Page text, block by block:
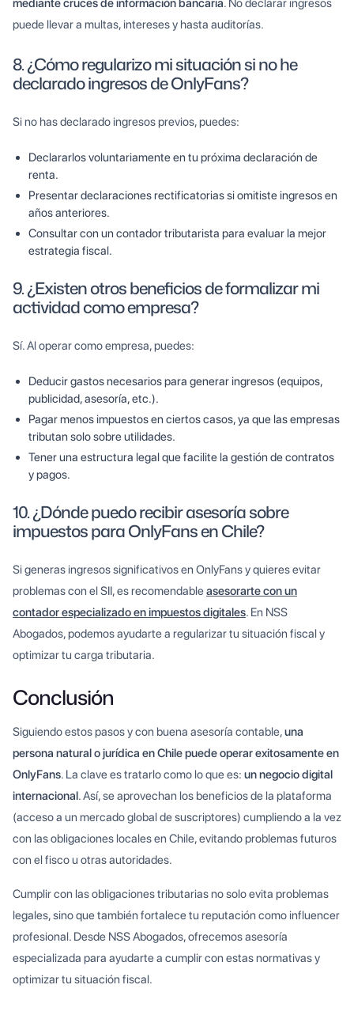
mediante cruces de información bancaria. No declarar ingresos
puede llevar a multas, intereses y hasta auditorías.
8. ¿Cómo regularizo mi situación si no he
declarado ingresos de OnlyFans?
Si no has declarado ingresos previos, puedes:
Declararlos voluntariamente en tu próxima declaración de
renta.
Presentar declaraciones rectificatorias si omitiste ingresos en
años anteriores.
Consultar con un contador tributarista para evaluar la mejor
estrategia fiscal.
9. ¿Existen otros beneficios de formalizar mi
actividad como empresa?
Sí. Al operar como empresa, puedes:
Deducir gastos necesarios para generar ingresos (equipos,
publicidad, asesoría, etc.).
Pagar menos impuestos en ciertos casos, ya que las empresas
tributan solo sobre utilidades.
Tener una estructura legal que facilite la gestión de contratos
y pagos.
10. ¿Dónde puedo recibir asesoría sobre
impuestos para OnlyFans en Chile?
Si generas ingresos significativos en OnlyFans y quieres evitar
problemas con el SII, es recomendableasesorarte con un
contador especializado en impuestos digitales. En NSS
Abogados, podemos ayudarte a regularizar tu situación fiscal y
optimizar tu carga tributaria.
Conclusión
Siguiendo estos pasos y con buena asesoría contable,una
persona natural o jurídica en Chile puede operar exitosamente en
OnlyFans. La clave es tratarlo como lo que es: un negocio digital
internacional. Así, se aprovechan los beneficios de la plataforma
(acceso a un mercado global de suscriptores) cumpliendo a la vez
con las obligaciones locales en Chile, evitando problemas futuros
con el fisco u otras autoridades.
Cumplir con las obligaciones tributarias no solo evita problemas
legales, sino que también fortalece tu reputación como influencer
profesional. Desde NSS Abogados, ofrecemos asesoría
especializada para ayudarte a cumplir con estas normativas y
optimizar tu situación fiscal.